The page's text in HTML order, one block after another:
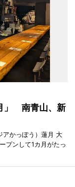
」 南青山、新
アかっぽう）蓮月 大
プンして1カ月がたっ